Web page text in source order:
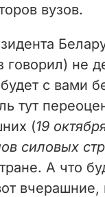
вузов.
говорил) не
с вами
тут
(19
силовых
А что